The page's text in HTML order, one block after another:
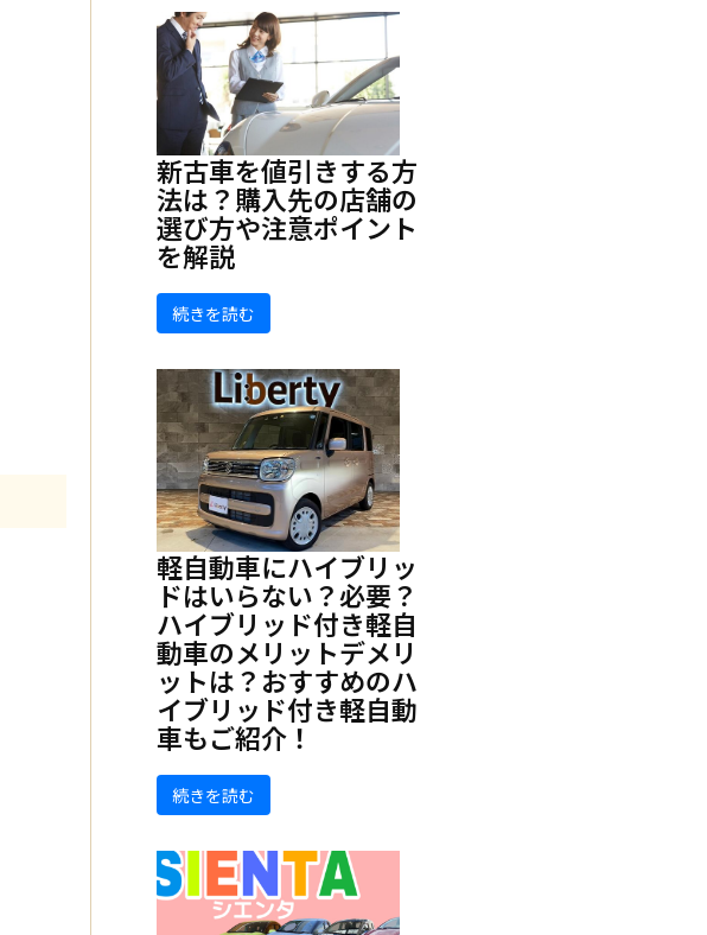
新古車を値引きする方
法は？購入先の店舗の
選び方や注意ポイント
を解説
続きを読む
軽自動車にハイブリッ
ドはいらない？必要？
ハイブリッド付き軽自
動車のメリットデメリ
ットは？おすすめのハ
イブリッド付き軽自動
車もご紹介！
続きを読む